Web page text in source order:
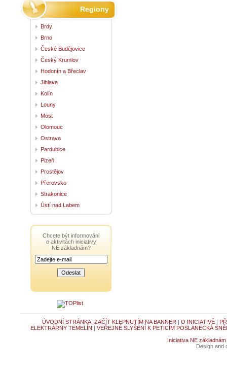
Regiony
Brdy
Brno
České Budějovice
Český Krumlov
Hodonín a Břeclav
Jihlava
Kolín
Louny
Most
Olomouc
Ostrava
Pardubice
Plzeň
Prostějov
Přerovsko
Strakonice
Ústí nad Labem
Chcete být informováni
o aktivitách iniciativy
NE základnám?
ÚVODNÍ STRÁNKA, ZAČÍT KLEPNUTÍM NA BANNER | O INICIATIVĚ|
ELEKTRÁRNY TEMELÍN | VEŘEJNÉ SLYŠENÍ K PETICÍM POSLANECKÁ
Iniciativa NE základnám
Design and